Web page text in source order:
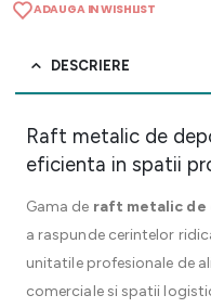
ADAUGA IN WISHLIST
DESCRIERE
Raft metalic de
eficienta in spatii
Gama de raft metalic de
a raspunde cerintelor
unitatile profesionale de
comerciale si spatii